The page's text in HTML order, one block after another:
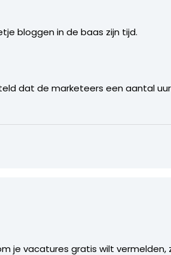
bloggen in de baas zijn tijd.
dat de marketeers een aantal
je vacatures gratis wilt vermelden,